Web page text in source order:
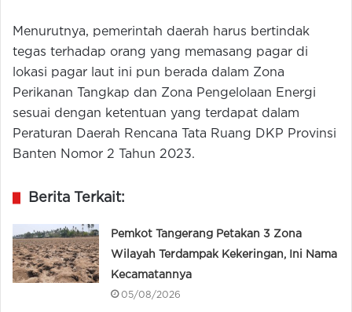
Menurutnya, pemerintah daerah harus bertindak
tegas terhadap orang yang memasang pagar di
lokasi pagar laut ini pun berada dalam Zona
Perikanan Tangkap dan Zona Pengelolaan Energi
sesuai dengan ketentuan yang terdapat dalam
Peraturan Daerah Rencana Tata Ruang DKP Provinsi
Banten Nomor 2 Tahun 2023.
Berita Terkait:
Pemkot Tangerang Petakan 3 Zona
Wilayah Terdampak Kekeringan, Ini Nama
Kecamatannya
05/08/2026